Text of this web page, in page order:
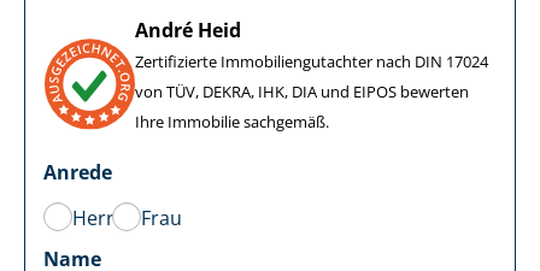
André Heid
Zertifizierte Im­mo­bi­li­en­gut­ach­ter nach DIN 17024
von TÜV, DEKRA, IHK, DIA und EIPOS bewerten
Ihre Immobilie sachgemäß.
Anrede
Herr
Frau
Name